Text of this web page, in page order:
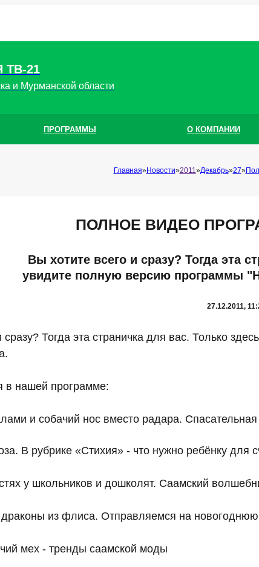
21
и Мурманской области
ПРОГРАММЫ О КОМПАНИИ
Главная Новости 2011 Декабрь 27
ПОЛНОЕ ВИДЕО
Вы хотите всего и сразу? Тогда эта
увидите полную версию программы
27.12.2011,
сразу? Тогда эта страничка для вас. Только
в нашей программе:
и собачий нос вместо радара.
В рубрике «Стихия» - что нужно ребёнку для
у школьников и дошколят. Саамский
из флиса. Отправляемся на
мех - тренды саамской моды